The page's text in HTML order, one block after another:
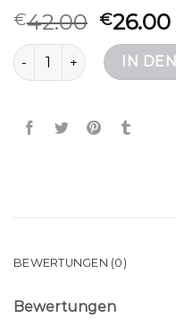
€42.00 €26.00
nachhaltige rucksäcke
IN
BEWERTUNGEN (0)
Bewertungen